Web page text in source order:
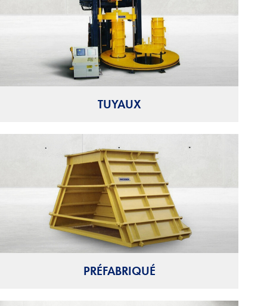
TUYAUX
PRÉFABRIQUÉ